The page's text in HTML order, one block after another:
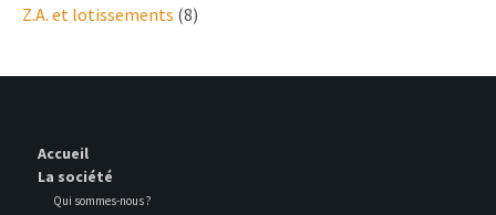
Z.A. et lotissements (8)
Accueil
La société
Qui sommes-nous ?